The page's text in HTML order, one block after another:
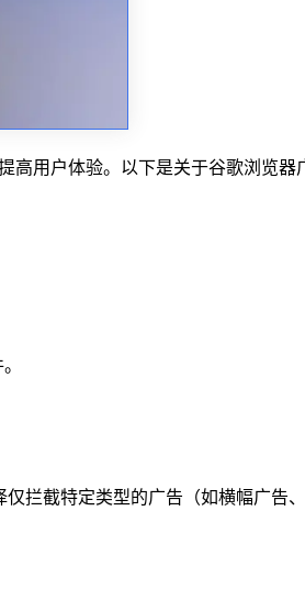
高用户体验。以下是关于谷歌浏览器
仅拦截特定类型的广告（如横幅广告